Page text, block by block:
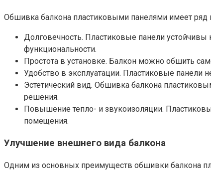
Обшивка балкона пластиковыми панелями имеет ряд
Долговечность.​ Пластиковые панели
функциональности.
Простота в установке.​ Балкон можно обшить
Удобство в эксплуатации.​ Пластиковые панели
Эстетический вид.​ Обшивка балкона
решения.​
Повышение тепло- и звукоизоляции.​
помещения.
Улучшение внешнего вида балкона
Одним из основных преимуществ обшивки балкона